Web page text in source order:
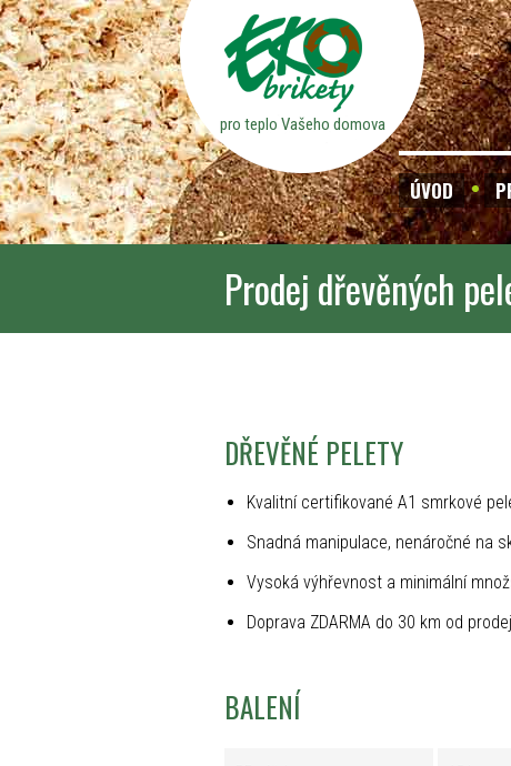
pro teplo Vašeho domova
ÚVOD
Prodej dřevěných
DŘEVĚNÉ PELETY
Kvalitní certifikované A1 smrkové
Snadná manipulace, nenáročné na
Vysoká výhřevnost a minimální
Doprava ZDARMA do 30 km od
BALENÍ